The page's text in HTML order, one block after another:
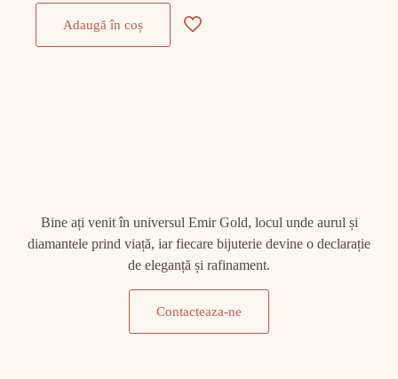
Adaugă în coș
Bine ați venit în universul Emir Gold, locul unde aurul și
diamantele prind viață, iar fiecare bijuterie devine o declarație
de eleganță și rafinament.
Contacteaza-ne